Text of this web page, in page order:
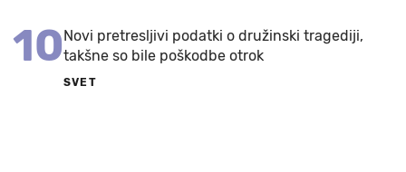
10Novi pretresljivi podatki o družinski tragediji,
takšne so bile poškodbe otrok
SVET